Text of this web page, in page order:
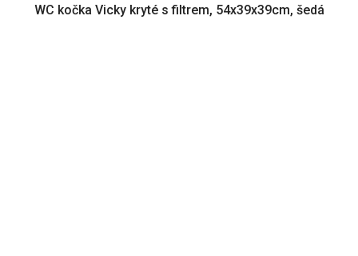
WC kočka Vicky kryté s filtrem, 54x39x39cm, šedá